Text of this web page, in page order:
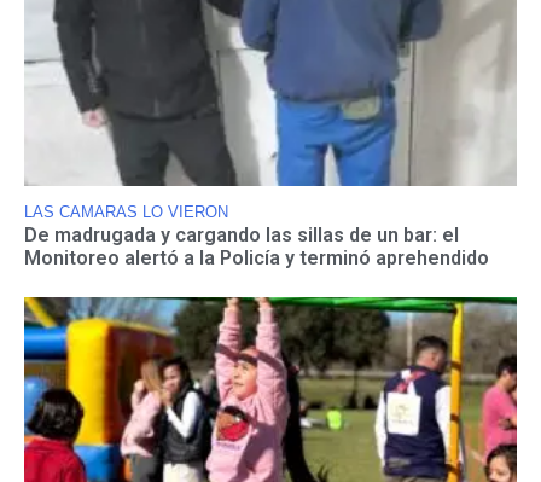
LAS CAMARAS LO VIERON
De madrugada y cargando las sillas de un bar: el
Monitoreo alertó a la Policía y terminó aprehendido